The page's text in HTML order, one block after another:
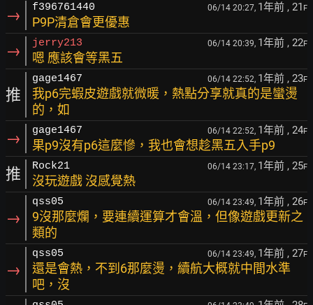
→ f396761440 06/14 20:27, 1年前 , 21 F
P9P清倉會更優惠
→ jerry213 06/14 20:39, 1年前 , 22F
嗯 應該會等黑五
推
gage1467 06/14 22:52, 1年前 , 23F
我p6完蝦皮遊戲就微暖，熱點分享就真的是蠻燙
的，如
→ gage1467 06/14 22:52, 1年前 , 24F
果p9沒有p6這麼慘，我也會想趁黑五入手p9
推 Rock21 06/14 23:17, 1年前 , 25F
沒玩遊戲 沒感覺熱
→
qss05 06/14 23:49, 1年前 , 26F
9沒那麼爛，要連續運算才會溫，但像遊戲更新之
類的
→
qss05 06/14 23:49, 1年前 , 27F
還是會熱，不到6那麼燙，續航大概就中間水準
吧，沒